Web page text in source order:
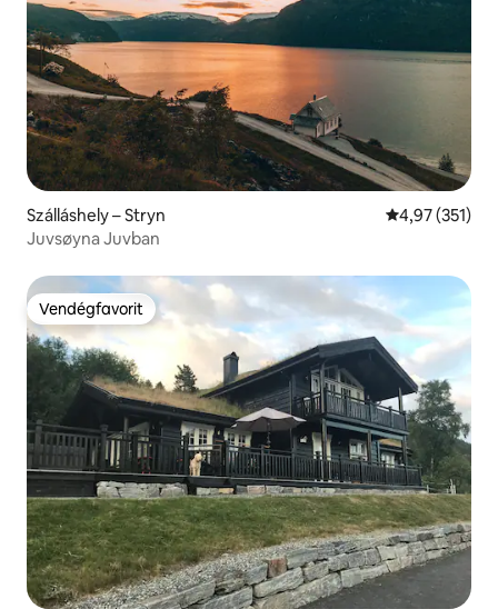
Szálláshely – Stryn Átlagos
4,97 (351)
Juvsøyna Juvban
Vendégfavorit
Vendégfavorit